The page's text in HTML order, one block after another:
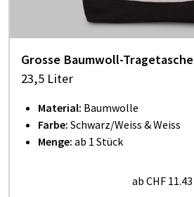
Grosse Baumwoll-Tragetasche
23,5 Liter
Material: Baumwolle
Farbe: Schwarz/Weiss & Weiss
Menge: ab 1 Stück
ab CHF 11.43